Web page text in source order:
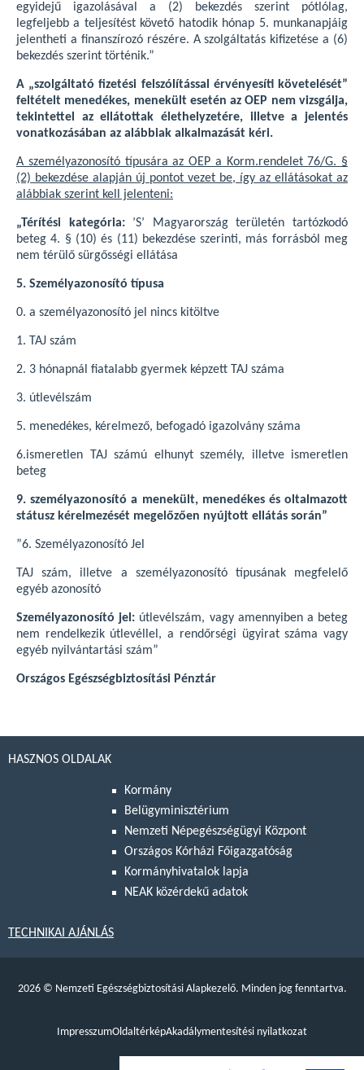
egyidejű igazolásával a (2) bekezdés szerint pótlólag,
legfeljebb a teljesítést követő hatodik hónap 5. munkanapjáig
jelentheti a finanszírozó részére. A szolgáltatás kifizetése a (6)
bekezdés szerint történik.”
A „szolgáltató fizetési felszólítással érvényesíti követelését”
feltételt menedékes, menekült esetén az OEP nem vizsgálja,
tekintettel az ellátottak élethelyzetére, illetve a jelentés
vonatkozásában az alábbiak alkalmazását kéri.
A személyazonosító típusára az OEP a Korm.rendelet 76/G. §
(2) bekezdése alapján új pontot vezet be, így az ellátásokat az
alábbiak szerint kell jelenteni:
„Térítési kategória:’S’ Magyarország területén tartózkodó
beteg 4. § (10) és (11) bekezdése szerinti, más forrásból meg
nem térülő sürgősségi ellátása
5. Személyazonosító típusa
0. a személyazonosító jel nincs kitöltve
1. TAJ szám
2. 3 hónapnál fiatalabb gyermek képzett TAJ száma
3. útlevélszám
5. menedékes, kérelmező, befogadó igazolvány száma
6.ismeretlen TAJ számú elhunyt személy, illetve ismeretlen
beteg
9. személyazonosító a menekült, menedékes és oltalmazott
státusz kérelmezését megelőzően nyújtott ellátás során”
”6. Személyazonosító Jel
TAJ szám, illetve a személyazonosító típusának megfelelő
egyéb azonosító
Személyazonosító jel: útlevélszám, vagy amennyiben a beteg
nem rendelkezik útlevéllel, a rendőrségi ügyirat száma vagy
egyéb nyilvántartási szám”
Országos Egészségbiztosítási Pénztár
HASZNOS OLDALAK
Kormány
Belügyminisztérium
Nemzeti Népegészségügyi Központ
Országos Kórházi Főigazgatóság
Kormányhivatalok lapja
NEAK közérdekű adatok
TECHNIKAI AJÁNLÁS
2026 © Nemzeti Egészségbiztosítási Alapkezelő. Minden jog fenntartva.
ImpresszumOldaltérképAkadálymentesítési nyilatkozat